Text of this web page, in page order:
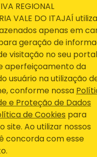
REGIONAL
VALE DO ITAJAÍ utiliza
apenas em
geração de
visitação no seu portal
aperfeiçoamento da
usuário na utilização
conforme nossa
e Proteção de Dados
de Cookies para
site. Ao utilizar nossos
concorda com esse